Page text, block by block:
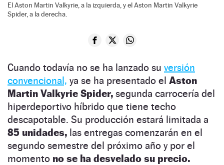
El Aston Martin Valkyrie, a la izquierda, y el Aston Martin Valkyrie
Spider, a la derecha.
Cuando todavía no se ha lanzado su versión
convencional, ya se ha presentado el Aston
Martin Valkyrie Spider, segunda carrocería del
hiperdeportivo híbrido que tiene techo
descapotable. Su producción estará limitada a
85 unidades, las entregas comenzarán en el
segundo semestre del próximo año y por el
momento no se ha desvelado su precio.